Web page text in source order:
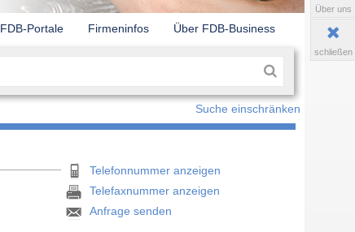
FDB-Portale Firmeninfos Über FDB-Business
Suche einschränken
Telefonnummer anzeigen
Telefaxnummer anzeigen
Anfrage senden
Über uns
schließen